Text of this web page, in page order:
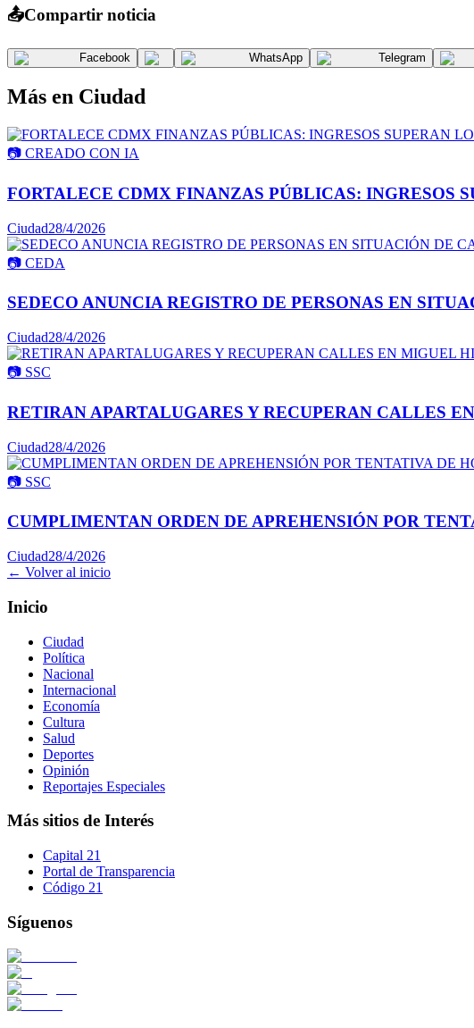
📤Compartir noticia
Facebook WhatsApp Telegram
Más en Ciudad
📷 CREADO CON IA
FORTALECE CDMX FINANZAS PÚBLICAS: INGRESOS
Ciudad28/4/2026
📷 CEDA
SEDECO ANUNCIA REGISTRO DE PERSONAS EN
Ciudad28/4/2026
📷 SSC
RETIRAN APARTALUGARES Y RECUPERAN CALLES
Ciudad28/4/2026
📷 SSC
CUMPLIMENTAN ORDEN DE APREHENSIÓN POR
Ciudad28/4/2026
← Volver al inicio
Inicio
Ciudad
Política
Nacional
Internacional
Economía
Cultura
Salud
Deportes
Opinión
Reportajes Especiales
Más sitios de Interés
Capital 21
Portal de Transparencia
Código 21
Síguenos